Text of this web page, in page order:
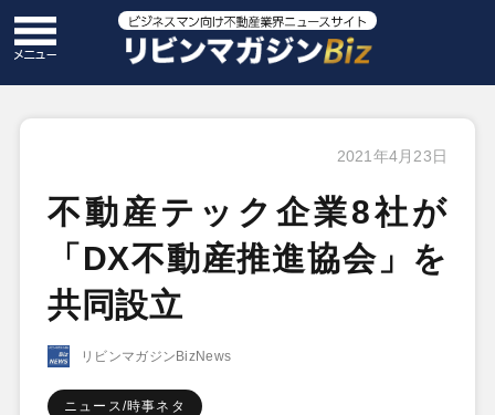
2021年4月23日
不動産テック企業8社が
「DX不動産推進協会」を
共同設立
リビンマガジンBizNews
ニュース/時事ネタ